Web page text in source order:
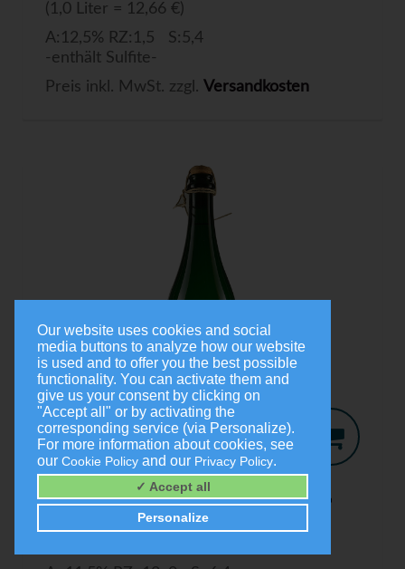
(1,0 Liter = 12,66 €)
A:12,5% RZ:1,5 S:5,4
-enthält Sulfite-
Preis inkl. MwSt. zzgl. Versandkosten
Jo-Secco
Trocken
9,00 €
Our website uses cookies and social
media buttons to analyze how our website
is used and to offer you the best possible
functionality. You can activate them and
give us your consent by clicking on
"Accept all" or by activating the
corresponding service (via Personalize).
For more information about cookies, see
our Cookie Policy and our Privacy Policy.
✓ Accept all
Personalize